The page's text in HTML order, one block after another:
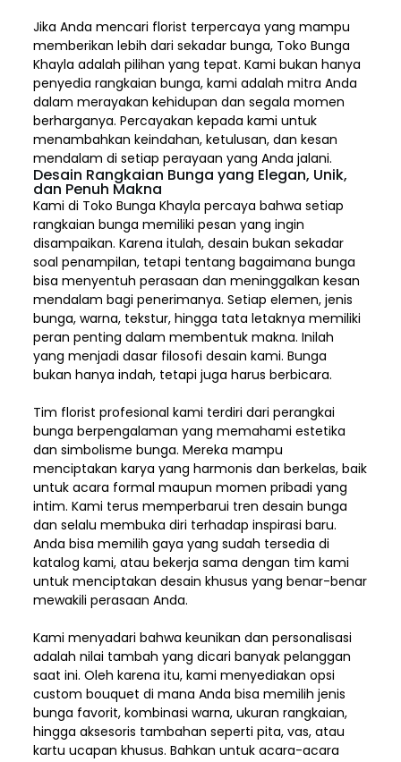
Jika Anda mencari florist terpercaya yang mampu
memberikan lebih dari sekadar bunga, Toko Bunga
Khayla adalah pilihan yang tepat. Kami bukan hanya
penyedia rangkaian bunga, kami adalah mitra Anda
dalam merayakan kehidupan dan segala momen
berharganya. Percayakan kepada kami untuk
menambahkan keindahan, ketulusan, dan kesan
mendalam di setiap perayaan yang Anda jalani.
Desain Rangkaian Bunga yang Elegan, Unik,
dan Penuh Makna
Kami di Toko Bunga Khayla percaya bahwa setiap
rangkaian bunga memiliki pesan yang ingin
disampaikan. Karena itulah, desain bukan sekadar
soal penampilan, tetapi tentang bagaimana bunga
bisa menyentuh perasaan dan meninggalkan kesan
mendalam bagi penerimanya. Setiap elemen, jenis
bunga, warna, tekstur, hingga tata letaknya memiliki
peran penting dalam membentuk makna. Inilah
yang menjadi dasar filosofi desain kami. Bunga
bukan hanya indah, tetapi juga harus berbicara.
Tim florist profesional kami terdiri dari perangkai
bunga berpengalaman yang memahami estetika
dan simbolisme bunga. Mereka mampu
menciptakan karya yang harmonis dan berkelas, baik
untuk acara formal maupun momen pribadi yang
intim. Kami terus memperbarui tren desain bunga
dan selalu membuka diri terhadap inspirasi baru.
Anda bisa memilih gaya yang sudah tersedia di
katalog kami, atau bekerja sama dengan tim kami
untuk menciptakan desain khusus yang benar-benar
mewakili perasaan Anda.
Kami menyadari bahwa keunikan dan personalisasi
adalah nilai tambah yang dicari banyak pelanggan
saat ini. Oleh karena itu, kami menyediakan opsi
custom bouquet di mana Anda bisa memilih jenis
bunga favorit, kombinasi warna, ukuran rangkaian,
hingga aksesoris tambahan seperti pita, vas, atau
kartu ucapan khusus. Bahkan untuk acara-acara